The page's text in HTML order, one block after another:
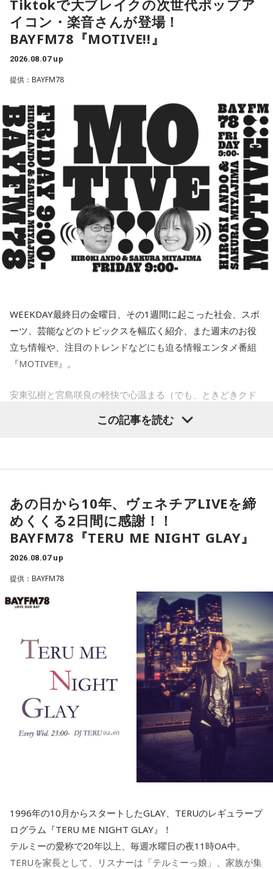
小林：また流行っちゃうからやめてくださいよ（笑）。
寺内：当時の「富くじ」についても聞いていいですか？ 神
社がくじを売って景品をあげていたんですか？
三輪田：いろんな方の安寧を願って、くじを引いてもらっ
て、それに通ずる授与品、縁起物を皆様に喜んでいただく、
といった形で行っていたと聞いております。
寺内：それが宝くじのルーツになったんだ。さらに、強運御
守まであったらそれは人気になるわ。
小林：ここで強運御守を買って、その年の色の何かを身につ
けて、銀座のよく出る場所みたいなとこ行ってね。
寺内：チャンスセンターね（笑）。
三輪田：「衣服を増やす千木筥(ちぎばこ)」というものがある
のですが、社殿の屋根のサイドに飛び出している部分を「千
木」というんです。千木筥は当宮ならではのものなのです
千を着るという「ちぎ」になぞらえまして「衣服が1000着増
えます」という、女性にとって衣服が増えることは「幸せに
なる」ということを表してございまして、良縁が生まれると
※良縁が生まれるという千木筥。
寺内：かわいいな！
三輪田：あとは力石ですね。いろんな神社さんにもあると思
うんですけれども、当宮の力石はお相撲さんが実際に持ち上
げたという伝説があるんです。
小林：触っていいんですか？
三輪田：もちろん大丈夫ですよ。
※寺内氏が全力で取り組むも微動だにしない力石。
小林：強運御守以外にも、受験生のお守りもありますか？
1.京都　10-FEET　/　第ゼロ感
2.島根　竹内まりや　/　元気を出して
3.長崎　MISIA　/　アイノカタチ feat. HIDE（GReeeeN）
5.青森　吉幾三　/　俺ら東京さ行ぐだ
水曜の放送を聴く
8月13日（木）：上野優華 サラドレ甲子園
YAMAMAN presents MUSIC SALAD FROM U-kari STUDIO
1.新潟　Creepy Nuts  /  Bling-Bang-Bang-Born
2.大分　globe /  Feel Like dance
3.香川　マキシマム ザ ホルモン　/　恋のメガラバ
木曜の放送を聴く
ク！
現在18歳の次世代アーティスト・楽音さんが登場！
活動のルーツや、楽曲制作についてお話伺います。
安東さんとの意外な関係性にも注目！
最新の放送を聴く
Tiktokで大ブレイクの次世代ポップア
イコン・楽音さんが登場！
BAYFM78『MOTIVE!!』
2026.08.07 up
提供：BAYFM78
WEEKDAY最終日の金曜日、その1週間に起こった社会、スポ
ーツ、芸能などのトピックスを幅広く紹介、また週末のお役
立ち情報や、注目のトレンドなどにも迫る情報エンタメ番組
『MOTIVE!!』。
安東弘樹と宮島咲良の軽快で心温まる（でも、ときどきクド
い、、！）トークを交えながら、リスナーの皆さんに考え
る・行動する“キッカケ”をお届けします！
ク！
現在18歳の次世代アーティスト・楽音さんが登場！
活動のルーツや、楽曲制作についてお話伺います。
安東さんとの意外な関係性にも注目！
最新の放送を聴く
この記事を読む
あの日から10年、ヴェネチアLIVEを締
めくくる2日間に感謝！！
BAYFM78『TERU ME NIGHT GLAY』
2026.08.07 up
提供：BAYFM78
1996年の10月からスタートしたGLAY、TERUのレギュラープ
ログラム『TERU ME NIGHT GLAY』！
テルミーの愛称で20年以上、毎週水曜日の夜11時OA中。
TERUを家長として、リスナーは「テルミーっ娘」、家族が集